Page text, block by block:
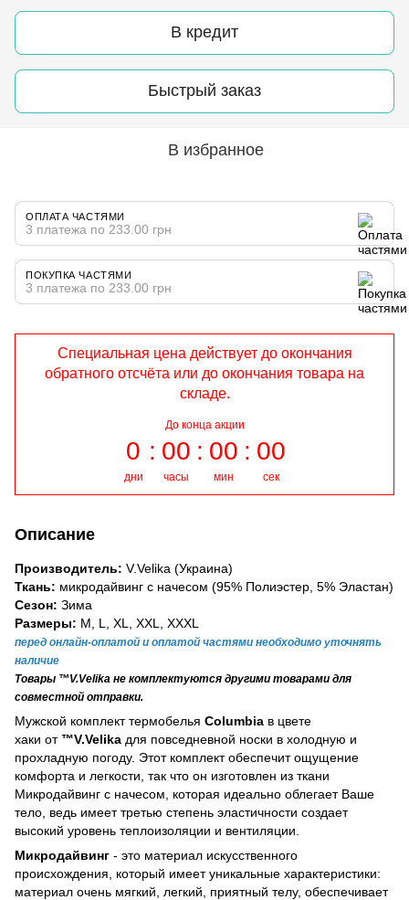
В кредит
Быстрый заказ
В избранное
ОПЛАТА ЧАСТЯМИ
3 платежа по 233.00 грн
ПОКУПКА ЧАСТЯМИ
3 платежа по 233.00 грн
Специальная цена действует до окончания
обратного отсчёта или до окончания товара на
складе.
До конца акции
0
дни
00
часы
00
мин
00
сек
Описание
Производитель: V.Velika (Украина)
Ткань: микродайвинг с начесом (95% Полиэстер, 5% Эластан)
Сезон: Зима
Размеры: M, L, XL, XХL, XХХL
перед онлайн-оплатой и оплатой частями необходимо уточнять
наличие
Товары ™V.Velika не комплектуются другими товарами для
совместной отправки.
Мужской комплект термобелья Columbia в цвете
хаки от™V.Velika для повседневной носки в холодную и
прохладную погоду. Этот комплект обеспечит ощущение
комфорта и легкости, так что он изготовлен из ткани
Микродайвинг с начесом, которая идеально облегает Ваше
тело, ведь имеет третью степень эластичности создает
высокий уровень теплоизоляции и вентиляции.
Микродайвинг - это материал искусственного
происхождения, который имеет уникальные характеристики:
материал очень мягкий, легкий, приятный телу, обеспечивает